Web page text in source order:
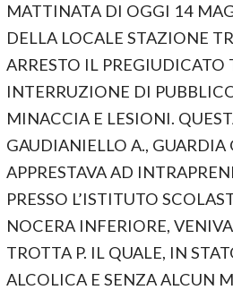
MATTINATA DI OGGI 14
DELLA LOCALE STAZIONE
ARRESTO IL PREGIUDICATO
INTERRUZIONE DI
MINACCIA E LESIONI.
GAUDIANIELLO A., GUARDIA
APPRESTAVA AD
PRESSO L’ISTITUTO
NOCERA INFERIORE,
TROTTA P. IL QUALE, IN
ALCOLICA E SENZA ALCUN